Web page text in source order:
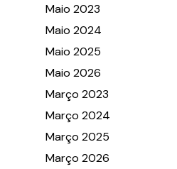
Maio 2023
Maio 2024
Maio 2025
Maio 2026
Março 2023
Março 2024
Março 2025
Março 2026